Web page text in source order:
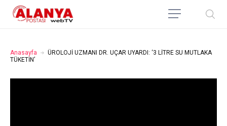
Anasayfa
ÜROLOJİ UZMANI DR. UÇAR UYARDI: ‘3 LİTRE SU MUTLAKA
TÜKETİN’